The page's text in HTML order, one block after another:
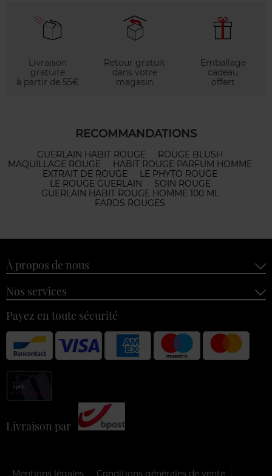
Livraison
gratuite
à partir de 55€
Retour gratuit
dans votre
magasin
Emballage
cadeau
offert
RECOMMANDATIONS
GUERLAIN HABIT ROUGE
ROUGE BLUSH
MAQUILLAGE ROUGE
HABIT ROUGE PARFUM HOMME
EXTRAIT DE ROUGE
LE PHYTO ROUGE
LE ROUGE GUERLAIN
SOIN ROUGE
GUERLAIN HABIT ROUGE HOMME 100 ML
FARDS ROUGES
À propos de nous
Nos services
Payez en toute sécurité
Livraison par
Mentions légales Conditions générales de vente